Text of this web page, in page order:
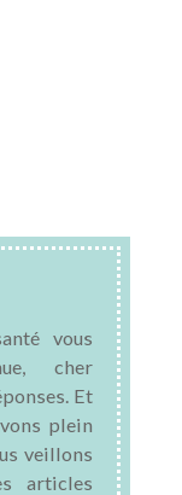
vous
cher
Et
plein
veillons
articles